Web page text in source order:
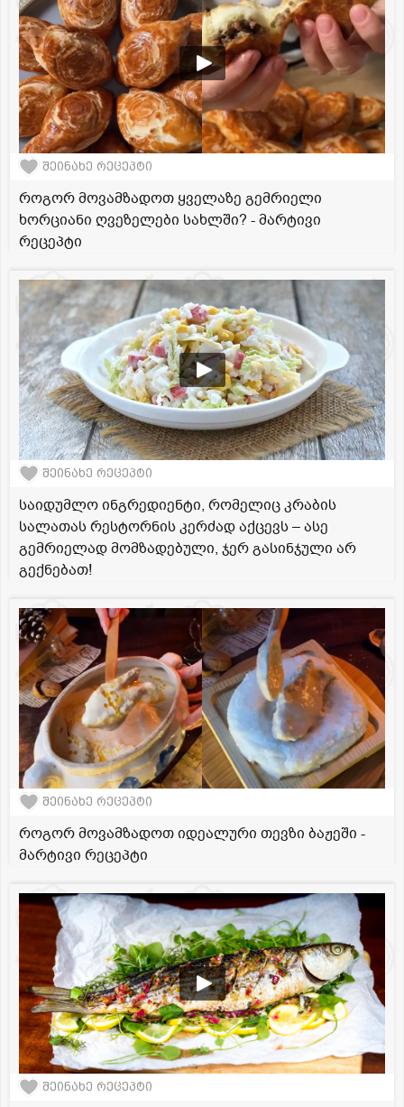
შეინახე რეცეპტი
როგორ მოვამზადოთ ყველაზე გემრიელი
ხორციანი ღვეზელები სახლში? - მარტივი
რეცეპტი
შეინახე რეცეპტი
საიდუმლო ინგრედიენტი, რომელიც კრაბის
სალათას რესტორნის კერძად აქცევს – ასე
გემრიელად მომზადებული, ჯერ გასინჯული არ
გექნებათ!
შეინახე რეცეპტი
როგორ მოვამზადოთ იდეალური თევზი ბაჟეში -
მარტივი რეცეპტი
შეინახე რეცეპტი